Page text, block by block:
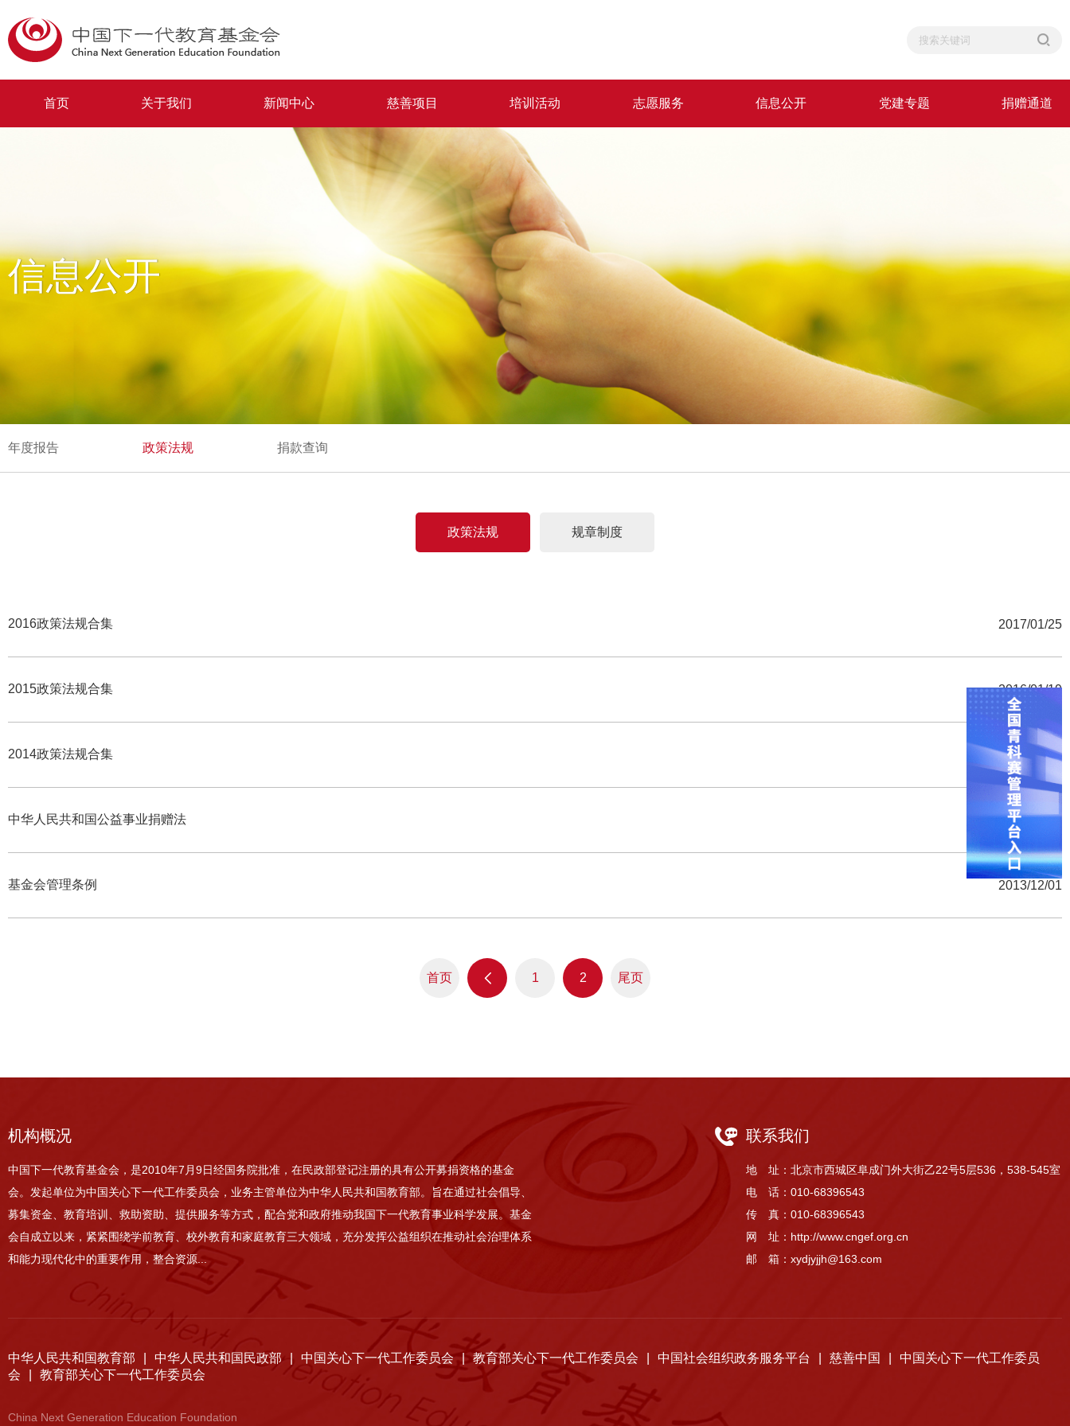
首页 关于我们 新闻中心 慈善项目 培训活动 志愿服务 信息公开 党建专题 捐赠通道
信息公开
年度报告 政策法规 捐款查询
政策法规 规章制度
2016政策法规合集 2017/01/25
2015政策法规合集 2016/01/19
2014政策法规合集 2015/01/30
中华人民共和国公益事业捐赠法 2013/12/01
基金会管理条例 2013/12/01
首页 1 2 尾页
机构概况
中国下一代教育基金会，是2010年7月9日经国务院批准，在民政部登记注册的具有公开募捐资格的基金
会。发起单位为中国关心下一代工作委员会，业务主管单位为中华人民共和国教育部。旨在通过社会倡导、
募集资金、教育培训、救助资助、提供服务等方式，配合党和政府推动我国下一代教育事业科学发展。基金
会自成立以来，紧紧围绕学前教育、校外教育和家庭教育三大领域，充分发挥公益组织在推动社会治理体系
和能力现代化中的重要作用，整合资源...
联系我们
地 址：北京市西城区阜成门外大街乙22号5层536，538-545室
电 话：010-68396543
传 真：010-68396543
网 址：http://www.cngef.org.cn
邮 箱：xydjyjjh@163.com
中华人民共和国教育部 中华人民共和国民政部 中国关心下一代工作委员会 | 教育部关心下一代工作委员会 中国社会组织政务服务平台 慈善中国
中国关心下一代工作委员
会
教育部关心下一代工作委员会
China Next Generation Education Foundation